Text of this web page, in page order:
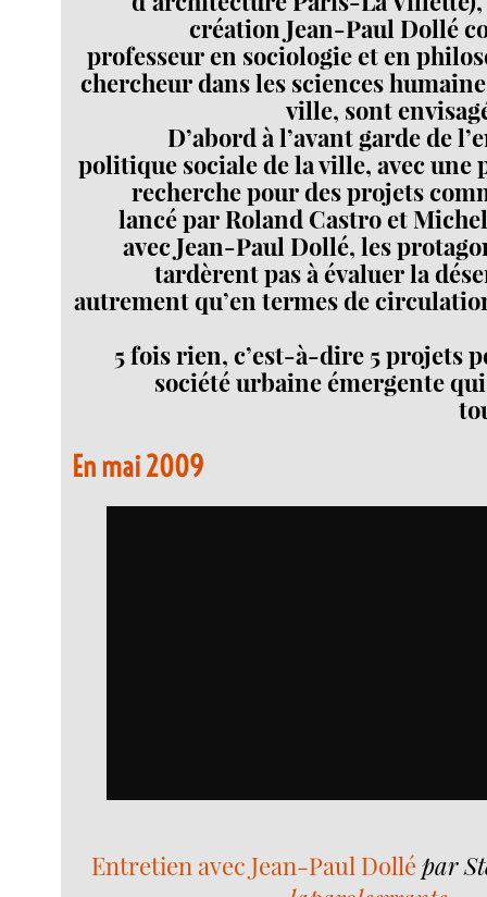
création Jean-Paul Dollé
professeur en sociologie et en
chercheur dans les sciences
ville, sont
D’abord à l’avant garde de
politique sociale de la ville, avec
recherche pour des projets
lancé par Roland Castro et
avec Jean-Paul Dollé, les
tardèrent pas à évaluer la
autrement qu’en termes de
5 fois rien, c’est-à-dire 5 projets
société urbaine émergente
En mai 2009
Entretien avec Jean-Paul Dollé par